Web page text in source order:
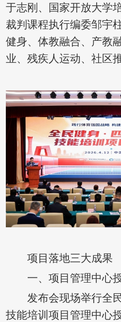
于志刚、国家开放大学
裁判课程执行编委邹宇
健身、体教融合、产教
业、残疾人运动、社区
项目落地三大成果
一、项目管理中心
发布会现场举行全民
技能培训项目管理中心